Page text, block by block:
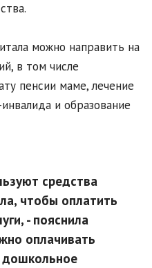
можно направить на
в том числе
пенсии маме, лечение
и образование
средства
чтобы оплатить
- пояснила
оплачивать
дошкольное